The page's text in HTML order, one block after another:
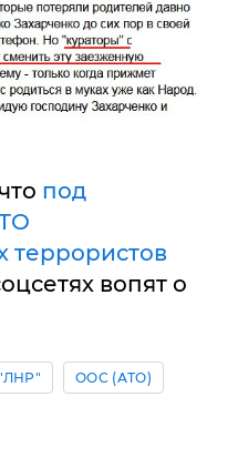
под
террористов
вопят о
ООС (АТО)